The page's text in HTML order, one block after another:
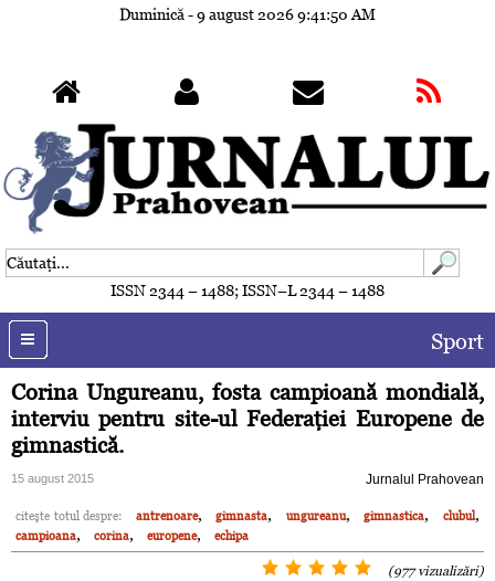
Duminică - 9 august 20269:41:54 AM
ISSN 2344 – 1488; ISSN–L 2344 – 1488
Sport
Corina Ungureanu, fosta campioană mondială,
interviu pentru site-ul Federaţiei Europene de
gimnastică.
15 august 2015 Jurnalul Prahovean
citeşte totul despre: antrenoare, gimnasta, ungureanu, gimnastica, clubul,
campioana, corina, europene, echipa
(977 vizualizări)